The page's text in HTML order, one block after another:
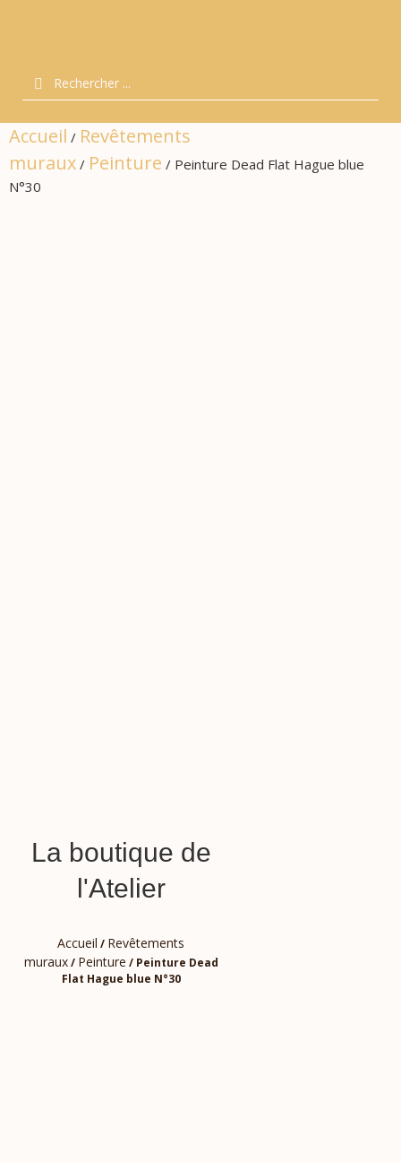
Accueil / Revêtements
muraux / Peinture / Peinture Dead Flat Hague blue
N°30
La boutique de
l'Atelier
Accueil / Revêtements
muraux/ Peinture / Peinture Dead
Flat Hague blue N°30